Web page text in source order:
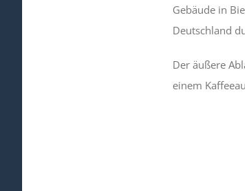
Gebäude in
Deutschland
Der äußere
einem